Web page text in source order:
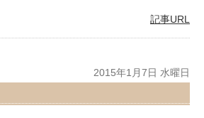
記事URL
2015年1月7日 水曜日